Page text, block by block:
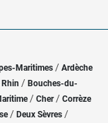
Maritimes / Ardèche
Rhin / Bouches-du-
/ Cher / Corrèze
/ Deux Sèvres /